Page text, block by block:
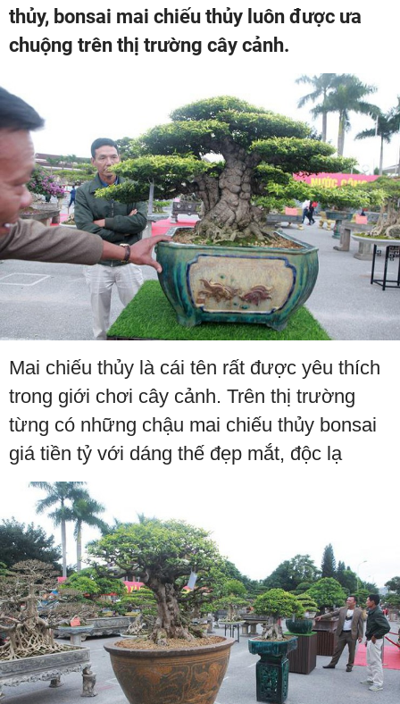
thủy, bonsai mai chiếu thủy luôn được ưa
chuộng trên thị trường cây cảnh.
Mai chiếu thủy là cái tên rất được yêu thích
trong giới chơi cây cảnh. Trên thị trường
từng có những chậu mai chiếu thủy bonsai
giá tiền tỷ với dáng thế đẹp mắt, độc lạ